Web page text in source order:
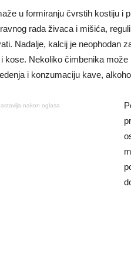
u formiranju čvrstih kostiju i
rada živaca i mišića,
Nadalje, kalcij je neophodan
kose. Nekoliko čimbenika
i konzumaciju kave,
nakon oglasa